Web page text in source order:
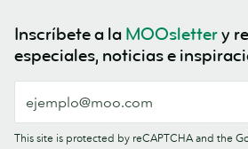
Inscríbete a la MOOslettery
especiales, noticias e
This site is protected by reCAPTCHA and the